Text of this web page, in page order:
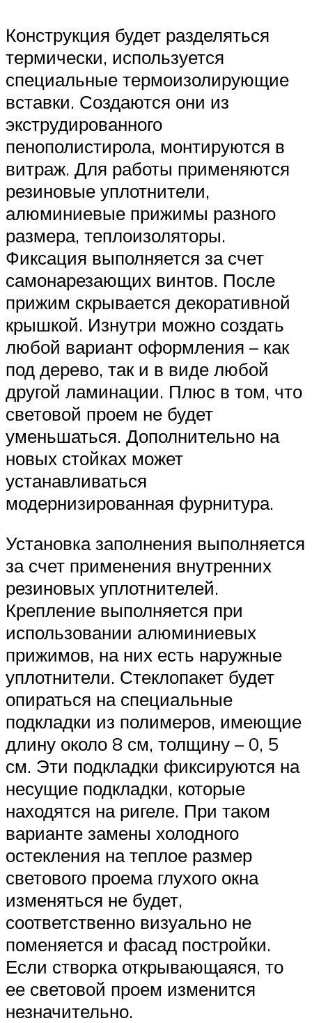
Конструкция будет разделяться
термически, используется
специальные термоизолирующие
вставки. Создаются они из
экструдированного
пенополистирола, монтируются в
витраж. Для работы применяются
резиновые уплотнители,
алюминиевые прижимы разного
размера, теплоизоляторы.
Фиксация выполняется за счет
самонарезающих винтов. После
прижим скрывается декоративной
крышкой. Изнутри можно создать
любой вариант оформления – как
под дерево, так и в виде любой
другой ламинации. Плюс в том, что
световой проем не будет
уменьшаться. Дополнительно на
новых стойках может
устанавливаться
модернизированная фурнитура.
Установка заполнения выполняется
за счет применения внутренних
резиновых уплотнителей.
Крепление выполняется при
использовании алюминиевых
прижимов, на них есть наружные
уплотнители. Стеклопакет будет
опираться на специальные
подкладки из полимеров, имеющие
длину около 8 см, толщину – 0, 5
см. Эти подкладки фиксируются на
несущие подкладки, которые
находятся на ригеле. При таком
варианте замены холодного
остекления на теплое размер
светового проема глухого окна
изменяться не будет,
соответственно визуально не
поменяется и фасад постройки.
Если створка открывающаяся, то
ее световой проем изменится
незначительно.